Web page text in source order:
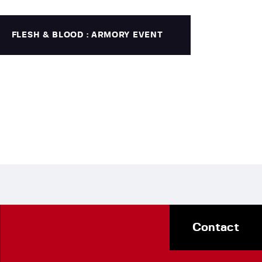
FLESH & BLOOD : ARMORY EVENT
Contact